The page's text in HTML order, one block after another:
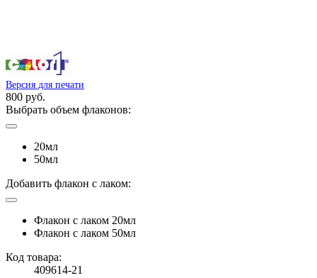
Версия для печати
800 руб.
Выбрать объем флаконов:
20мл
50мл
Добавить флакон с лаком:
Флакон с лаком 20мл
Флакон с лаком 50мл
Код товара:
409614-21